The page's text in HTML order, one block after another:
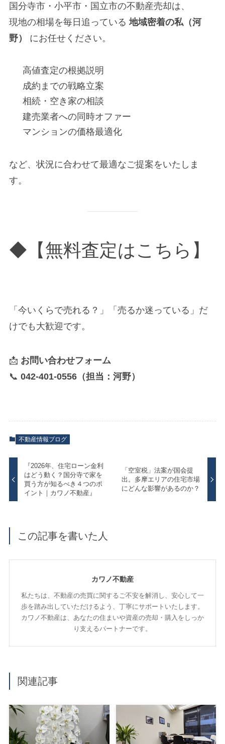
国分寺市・小平市・国立市の不動産売却は、
現地の相場を毎日追っている 地域密着の私（河
野）
にお任せください。
高値査定の根拠説明
成約までの戦略立案
相続・空き家の相談
建売業者への同時オファー
マンションの価格最適化
など、状況に合わせて最適なご提案をいたしま
す。
◆【無料査定はこちら】
「今いくらで売れる？」「売るか迷っている」だ
けでも大歓迎です。
📩 お問い合わせフォーム
📞 042-401-0556（担当：河野）
不動産情報ブログ
『2026年、住宅ローン金利
はどう動く？国分寺で家を
買う方が知るべき４つのポ
イント｜カワノ不動産』
「空室税」法案が国会提
出。多摩エリアの住宅市場
にどんな影響があるのか？
この記事を書いた人
カワノ不動産
私たちは、不動産の売買に関するご不安を解消し、安心して一
歩を踏み出していただけるよう、丁寧にサポートいたします。
カワノ不動産は、あなたの住まいや資産の売却・購入をしっか
り支えるパートナーです。
関連記事